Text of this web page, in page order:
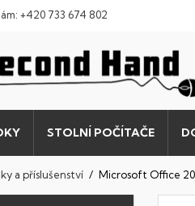
+420 733 674 802
STOLNÍ POČÍTAČE
a příslušenství Microsoft Office